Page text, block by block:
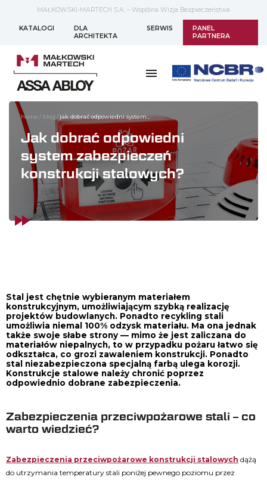
MAŁKOWSKI-MARTECH S.A. – Wspólna Wizja Bezpieczeństwa
KATALOGI
DLA
ARCHITEKTA
SERWIS
PANEL
PARTNERA
home / blog / jak dobrać odpowiedni system...
Jak dobrać odpowiedni
system zabezpieczeń
konstrukcji stalowych?
Stal jest chętnie wybieranym materiałem
konstrukcyjnym, umożliwiającym szybką realizację
projektów budowlanych. Ponadto recykling stali
umożliwia niemal 100% odzysk materiału. Ma ona jednak
także swoje słabe strony — mimo że jest zaliczana do
materiałów niepalnych, to w przypadku pożaru łatwo się
odkształca, co grozi zawaleniem konstrukcji. Ponadto
stal niezabezpieczona specjalną farbą ulega korozji.
Konstrukcje stalowe należy chronić poprzez
odpowiednio dobrane zabezpieczenia.
Zabezpieczenia przeciwpożarowe stali – co
warto wiedzieć?
Zabezpieczenia przeciwpożarowe konstrukcji stalowych dążą
do utrzymania temperatury stali poniżej pewnego poziomu przez